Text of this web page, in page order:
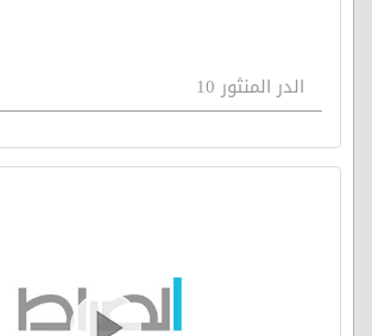
الدر المنثور 10